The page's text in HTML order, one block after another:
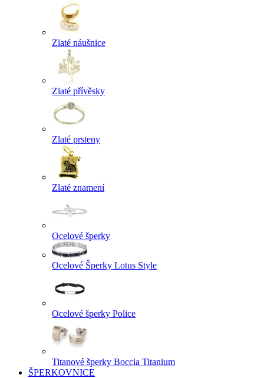
Zlaté náušnice
Zlaté přívěsky
Zlaté prsteny
Zlaté znamení
Ocelové šperky
Ocelové Šperky Lotus Style
Ocelové šperky Police
Titanové šperky Boccia Titanium
ŠPERKOVNICE